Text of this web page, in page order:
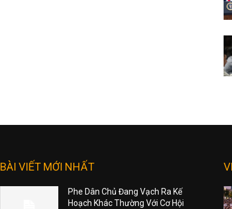
BÀI VIẾT MỚI NHẤT
Phe Dân Chủ Đang Vạch Ra Kế
Hoạch Khác Thường Với Cơ Hội